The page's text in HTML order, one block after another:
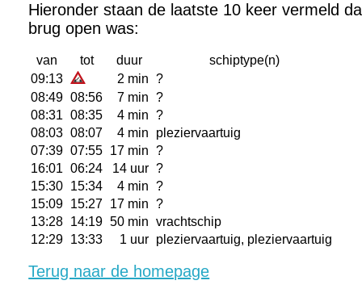
Hieronder staan de laatste 10 keer vermeld
brug open was:
van tot duur
schiptype(n)
09:13
2 min
?
08:49 08:56 7 min
?
08:31
08:35 4 min
?
08:03 08:07 4 min
pleziervaartuig
07:39 07:55 17 min
?
16:01
06:24 14 uur ?
15:30 15:34 4 min
?
15:09 15:27 17 min
?
13:28 14:19 50 min
vrachtschip
12:29 13:33 1 uur pleziervaartuig, pleziervaartuig
Terug naar de homepage